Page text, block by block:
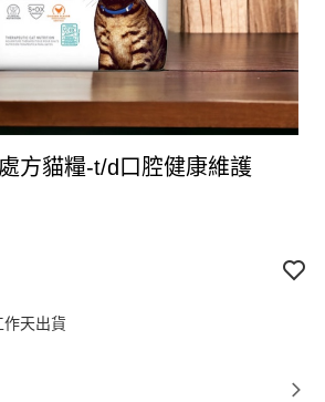
方貓糧-t/d口腔健康維護
天出貨